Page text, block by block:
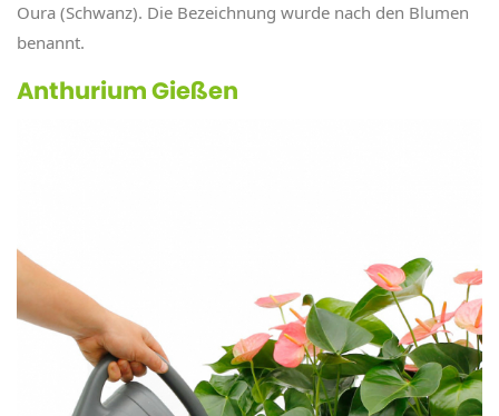
Oura (Schwanz). Die Bezeichnung wurde nach den Blumen
benannt.
Anthurium Gießen